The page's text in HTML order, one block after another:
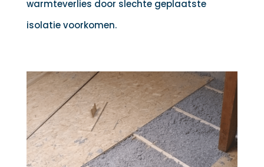
warmteverlies door slechte geplaatste
isolatie voorkomen.